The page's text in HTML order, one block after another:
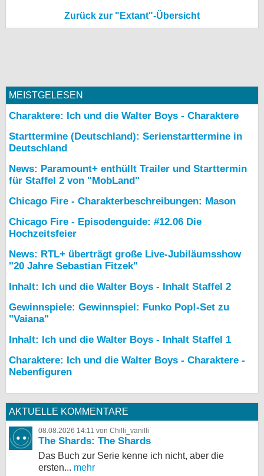
Zurück zur "Extant"-Übersicht
MEISTGELESEN
Charaktere: Ich und die Walter Boys - Charaktere
Starttermine (Deutschland): Serienstarttermine in
Deutschland
News: Paramount+ enthüllt Trailer und Starttermin
für Staffel 2 von "MobLand"
Chicago Fire - Charakterbeschreibungen: Mason
Chicago Fire - Episodenguide: #12.06 Die
Hochzeitsfeier
News: RTL+ überträgt große Live-Jubiläumsshow
"20 Jahre Sebastian Fitzek"
Inhalt: Ich und die Walter Boys - Inhalt Staffel 2
Gewinnspiele: Gewinnspiel: Funko Pop!-Set zu
"Vaiana"
Inhalt: Ich und die Walter Boys - Inhalt Staffel 1
Charaktere: Ich und die Walter Boys - Charaktere -
Nebenfiguren
AKTUELLE KOMMENTARE
08.08.2026 14:11 von Chilli_vanilli
The Shards: The Shards
Das Buch zur Serie kenne ich nicht, aber die
ersten... mehr